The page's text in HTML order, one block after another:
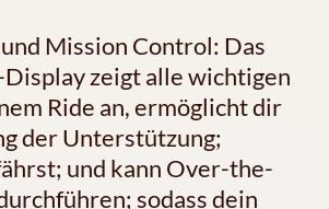
Mission Control: Das
zeigt alle wichtigen
Ride an, ermöglicht dir
der Unterstützung;
und kann Over-the-
sodass dein